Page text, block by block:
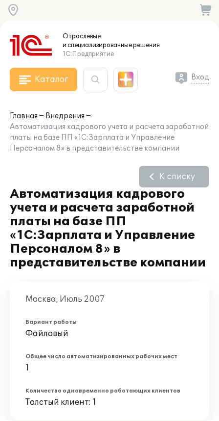
Отраслевые
и специализированныерешения
1С:Предприятие
Каталог Вход
Главная
Внедрения
Автоматизация кадрового учета и расчета заработной
платы на базе ПП «1С:Зарплата и Управление
Персоналом 8» в представительстве компании
Автоматизация кадрового
учета и расчета заработной
платы на базе ПП
«1С:Зарплата и Управление
Персоналом 8» в
представительстве компании
К списку
Москва, Июль 2007
Вариант работы
Файловый
Общее число автоматизированных рабочих мест
1
Количество одновременно работающих клиентов
Толстый клиент: 1